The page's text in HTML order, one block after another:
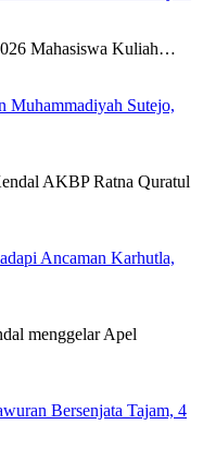
Mahasiswa Kuliah…
Muhammadiyah Sutejo,
AKBP Ratna Quratul
Ancaman Karhutla,
menggelar Apel
Bersenjata Tajam, 4